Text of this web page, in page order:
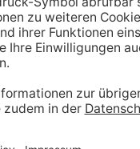
Mehrbedarf